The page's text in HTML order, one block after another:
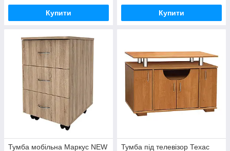
Купити Купити
Тумба мобільна Маркус NEW
Тумба під телевізор Техас